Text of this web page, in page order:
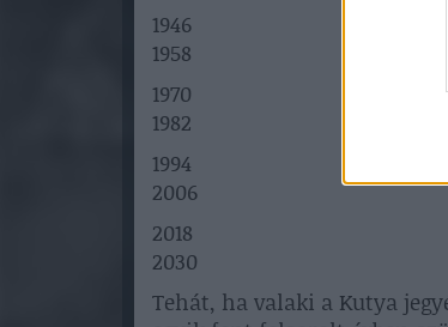
1946
1958
1970
1982
1994
2006
2018
2030
Tehát, ha valaki a Kutya